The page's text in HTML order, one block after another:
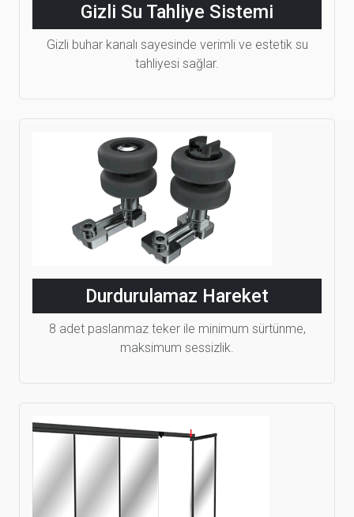
Gizli Su Tahliye Sistemi
Gizli buhar kanalı sayesinde verimli ve estetik su
tahliyesi sağlar.
Durdurulamaz Hareket
8 adet paslanmaz teker ile minimum sürtünme,
maksimum sessizlik.